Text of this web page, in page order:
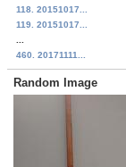
118. 20151017...
119. 20151017...
460. 20171111...
Random Image